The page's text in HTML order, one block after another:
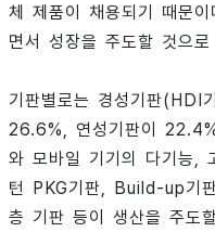
체 제품이 채용되기 때문
면서 성장을 주도할 것으로
기판별로는 경성기판
26.6%, 연성기판이
와 모바일 기기의 다기능,
턴 PKG기판, Build-up기
층 기판 등이 생산을 주도